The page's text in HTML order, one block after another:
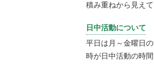
積み重ねから見え
日中活動について
平日は月～金曜日
時が日中活動の時